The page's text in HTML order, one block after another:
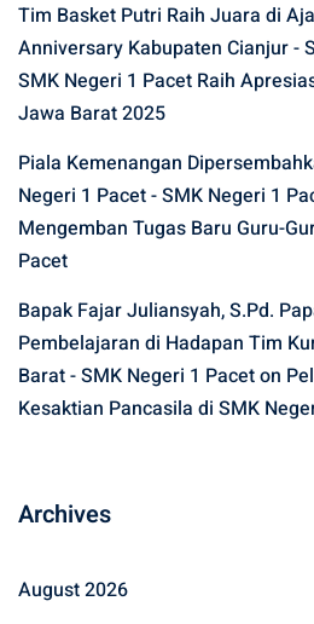
Tim Basket Putri Raih Juara di
Anniversary Kabupaten Cianjur -
SMK Negeri 1 Pacet Raih
Jawa Barat 2025
Piala Kemenangan
Negeri 1 Pacet - SMK Negeri 1
Mengemban Tugas Baru Guru-
Pacet
Bapak Fajar Juliansyah, S.Pd.
Pembelajaran di Hadapan Tim
Barat - SMK Negeri 1 Paceton
Kesaktian Pancasila di SMK
Archives
August 2026